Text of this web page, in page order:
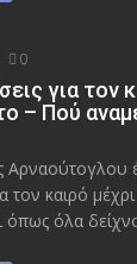
0
για τον
– Πού
Αρναούτογλου
τον καιρό
όπως όλα